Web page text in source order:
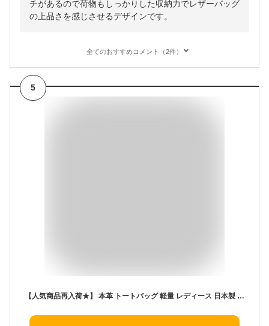
チがあるので荷物もしっかりした収納力でレザーバッグ
の上品さを感じさせるデザインです。
全てのおすすめコメント（2件）
5
【人気商品再入荷★】 本革 トートバッグ 軽量 レディース 日本製 ハンドバッグ たくさん 入る トート バッグ 普段使い 本革バッグ レザートートバッグ 通勤カバン マチ付きトートバッグ 軽い レザートート 小さめ レザーバッグ 通勤トートバッグ 使いやすいバッグ